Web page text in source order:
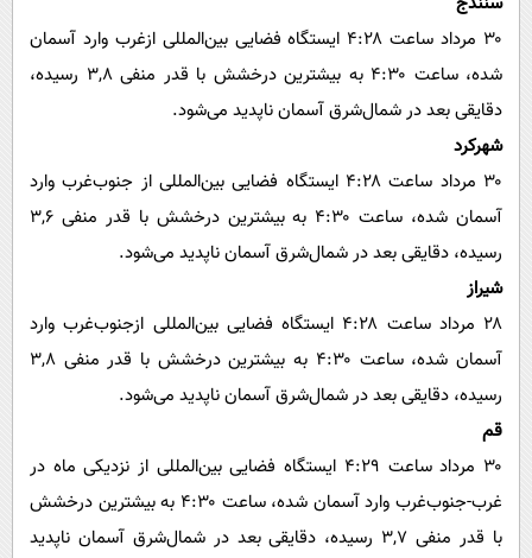
۳۰ مرداد ساعت ۴:۲۸ ایستگاه فضایی بین‌المللی ازغرب وارد آسمان
شده، ساعت ۴:۳۰ به بیشترین درخشش با قدر منفی ۳,۸ رسیده،
دقایقی بعد در شمال‌شرق آسمان ناپدید می‌شود.
شهرکرد
۳۰ مرداد ساعت ۴:۲۸ ایستگاه فضایی بین‌المللی از‌ جنوب‌غرب وارد
آسمان شده، ساعت ۴:۳۰ به بیشترین درخشش با قدر منفی ۳,۶
رسیده، دقایقی بعد در شمال‌شرق آسمان ناپدید می‌شود.
شیراز
۲۸ مرداد ساعت ۴:۲۸ ایستگاه فضایی بین‌المللی ازجنوب‌غرب وارد
آسمان شده، ساعت ۴:۳۰ به بیشترین درخشش با قدر منفی ۳,۸
رسیده، دقایقی بعد در شمال‌شرق آسمان ناپدید می‌شود.
قم
۳۰ مرداد ساعت ۴:۲۹ ایستگاه فضایی بین‌المللی از‌ نزدیکی ماه در
غرب-جنوب‌غرب وارد آسمان شده، ساعت ۴:۳۰ به بیشترین درخشش
با قدر منفی ۳,۷ رسیده، دقایقی بعد در شمال‌شرق آسمان ناپدید